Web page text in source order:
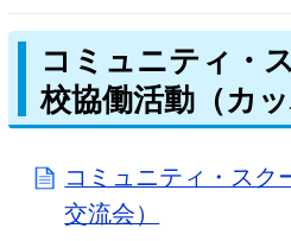
コミュニティ・
校協働活動（カッ
コミュニティ・スク
交流会）